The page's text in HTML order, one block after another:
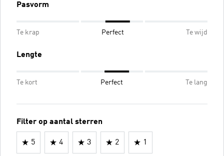
Pasvorm
Te krap Perfect Te wijd
Lengte
Te kort Perfect Te lang
Filter op aantal sterren
5 4 3 2 1